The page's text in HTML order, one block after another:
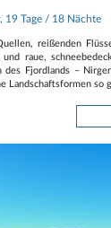
, 19 Tage / 18 Nächte
reißenden
und raue,
des Fjordlands –
Landschaftsformen so